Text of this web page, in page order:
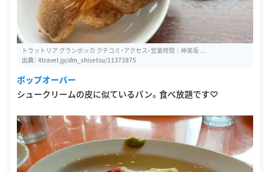
トラットリア グランボッカ クチコミ・アクセス・営業時間｜神楽坂 ...
出典： 4travel.jp/dm_shisetsu/11373875
ポップオーバー
シュークリームの皮に似ているパン。食べ放題です♡